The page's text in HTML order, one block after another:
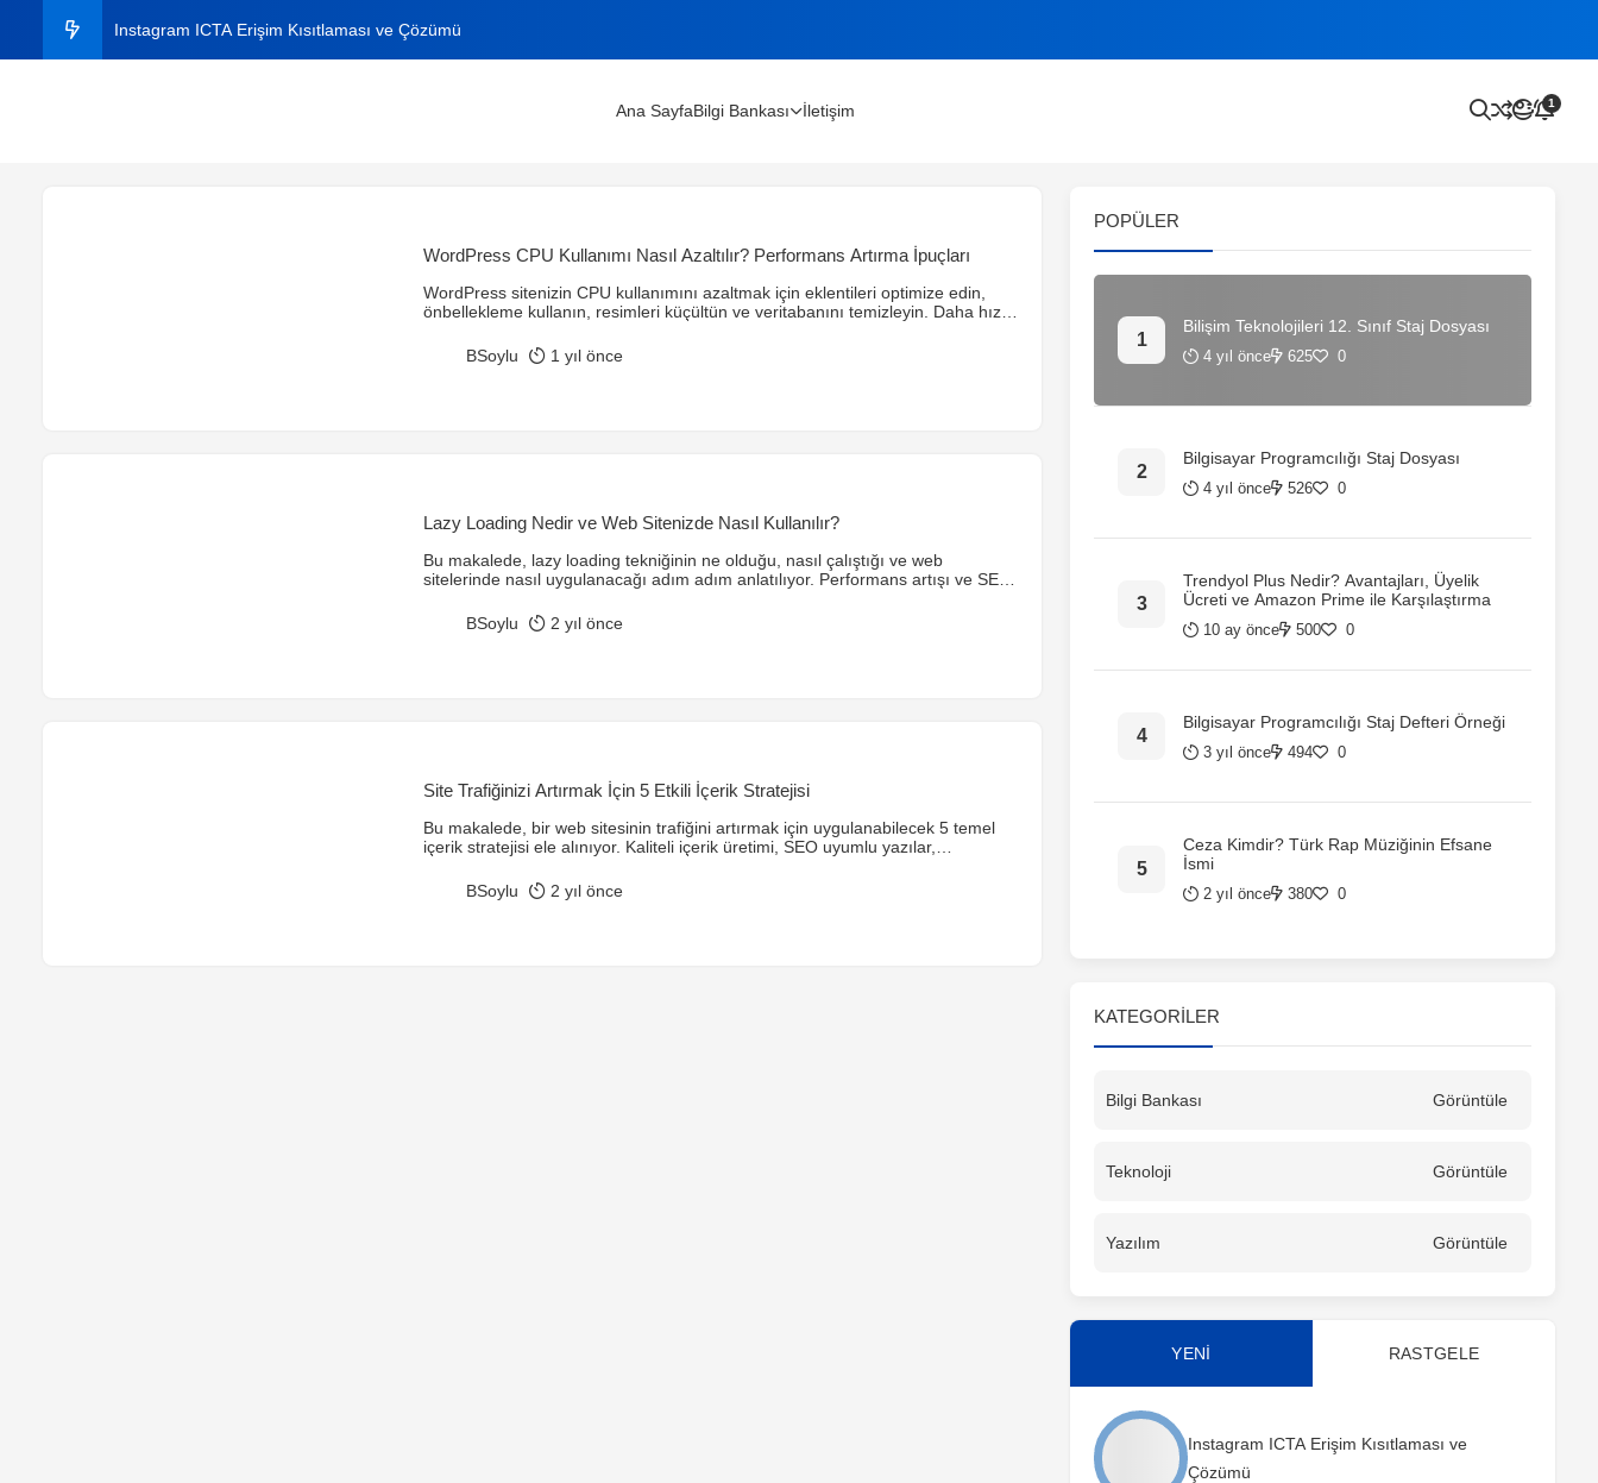
Instagram ICTA Erişim Kısıtlaması ve Çözümü
Windows’ta Klasörde Arama Çıkmıyor mu? Kesin Çözüm Rehberi (2026)
Ana SayfaBilgi Bankası İletişim 1
WordPress CPU Kullanımı Nasıl Azaltılır? Performans Artırma İpuçları
WordPress sitenizin CPU kullanımını azaltmak için eklentileri optimize edin,
önbellekleme kullanın, resimleri küçültün ve veritabanını temizleyin. Daha hızlı
BSoylu
1 yıl önce
Lazy Loading Nedir ve Web Sitenizde Nasıl Kullanılır?
Bu makalede, lazy loading tekniğinin ne olduğu, nasıl çalıştığı ve web
sitelerinde nasıl uygulanacağı adım adım anlatılıyor. Performans artışı ve SEO
BSoylu
2 yıl önce
Site Trafiğinizi Artırmak İçin 5 Etkili İçerik Stratejisi
Bu makalede, bir web sitesinin trafiğini artırmak için uygulanabilecek 5 temel
içerik stratejisi ele alınıyor. Kaliteli içerik üretimi, SEO uyumlu yazılar,
entegrasyonu gibi yöntemler, detaylı bir şekilde açıklanıyor.
BSoylu 2 yıl önce
POPÜLER
Bilişim Teknolojileri 12. Sınıf Staj Dosyası
4 yıl önce 625 0
Bilgisayar Programcılığı Staj Dosyası
4 yıl önce 526 0
Trendyol Plus Nedir? Avantajları, Üyelik
Ücreti ve Amazon Prime ile Karşılaştırma
10 ay önce 500 0
Bilgisayar Programcılığı Staj Defteri Örneği
3 yıl önce 494 0
Ceza Kimdir? Türk Rap Müziğinin Efsane
İsmi
2 yıl önce 380 0
KATEGORILER
Bilgi Bankası Görüntüle
Teknoloji Görüntüle
Yazılım Görüntüle
YENİ RASTGELE
Instagram ICTA Erişim Kısıtlaması ve
Çözümü